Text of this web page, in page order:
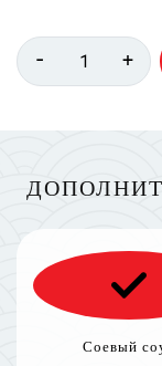
- 1 +
Соевый